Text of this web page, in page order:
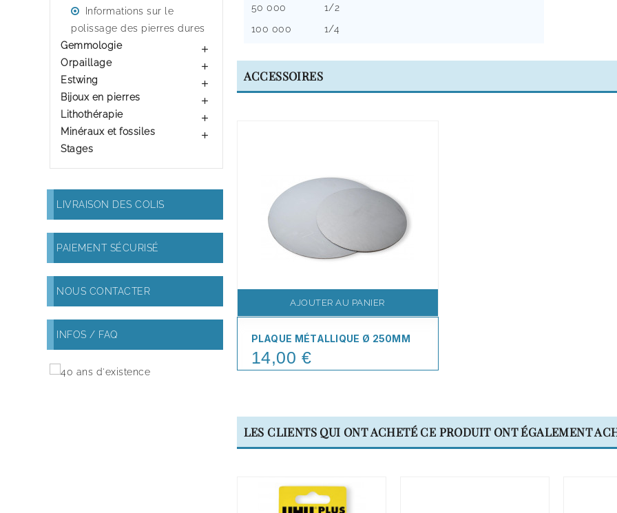
Informations sur le
polissage des pierres dures
Gemmologie

Orpaillage 
Estwing 
Bijoux en pierres 
Lithothérapie 
Minéraux et fossiles 
Stages
LIVRAISON DES COLIS
PAIEMENT SÉCURISÉ
NOUS CONTACTER
INFOS / FAQ
50 000
1/2
100 000
1/4
ACCESSOIRES
AJOUTER AU PANIER
PLAQUE MÉTALLIQUE Ø 250MM
Price
14,00 €
LES CLIENTS QUI ONT ACHETÉ CE PRODUIT ONT ÉGALEMENT